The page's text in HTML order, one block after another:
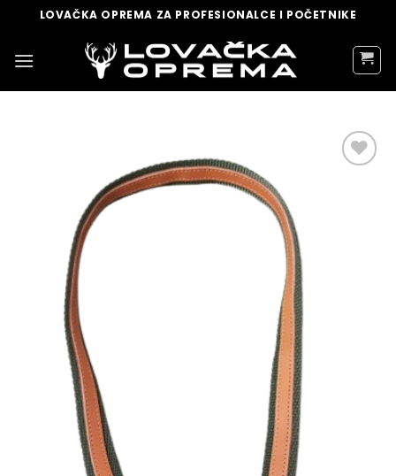
content
LOVAČKA OPREMA ZA PROFESIONALCE I POČETNIKE